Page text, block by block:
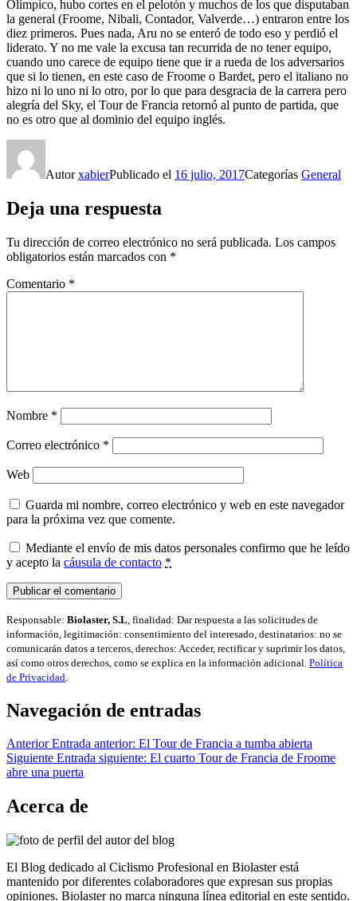
Olímpico, hubo cortes en el pelotón y muchos de los que disputaban
la general (Froome, Nibali, Contador, Valverde…) entraron entre los
diez primeros. Pues nada, Aru no se enteró de todo eso y perdió el
liderato. Y no me vale la excusa tan recurrida de no tener equipo,
cuando uno carece de equipo tiene que ir a rueda de los adversarios
que si lo tienen, en este caso de Froome o Bardet, pero el italiano no
hizo ni lo uno ni lo otro, por lo que para desgracia de la carrera pero
alegría del Sky, el Tour de Francia retornó al punto de partida, que
no es otro que al dominio del equipo inglés.
AutorxabierPublicado el 16 julio, 2017Categorías General
Deja una respuesta
Tu dirección de correo electrónico no será publicada. Los campos
obligatorios están marcados con *
Comentario *
Nombre *
Correo electrónico *
Web
Guarda mi nombre, correo electrónico y web en este navegador
para la próxima vez que comente.
Mediante el envío de mis datos personales confirmo que he leído
y acepto la cáusula de contacto *
Responsable: Biolaster, S.L , finalidad: Dar respuesta a las solicitudes de
información, legitimación: consentimiento del interesado, destinatarios: no se
comunicarán datos a terceros, derechos: Acceder, rectificar y suprimir los datos,
así como otros derechos, como se explica en la información adicional. Política
de Privacidad
Navegación de entradas
Anterior Entrada anterior: El Tour de Francia a tumba abierta
Siguiente Entrada siguiente: El cuarto Tour de Francia de Froome
abre una puerta
Acerca de
El Blog dedicado al Ciclismo Profesional en Biolaster está
mantenido por diferentes colaboradores que expresan sus propias
opiniones. Biolaster no marca ninguna línea editorial en este sentido.